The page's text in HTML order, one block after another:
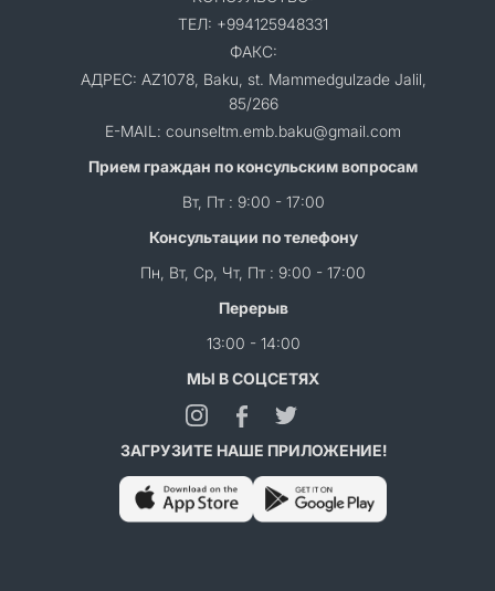
ТЕЛ: +994125948331
ФАКС:
АДРЕС: AZ1078, Baku, st. Mammedgulzade Jalil,
85/266
E-MAIL: counseltm.emb.baku@gmail.com
Прием граждан по консульским вопросам
Вт, Пт : 9:00 - 17:00
Консультации по телефону
Пн, Вт, Ср, Чт, Пт : 9:00 - 17:00
Перерыв
13:00 - 14:00
МЫ В СОЦСЕТЯХ
ЗАГРУЗИТЕ НАШЕ ПРИЛОЖЕНИЕ!